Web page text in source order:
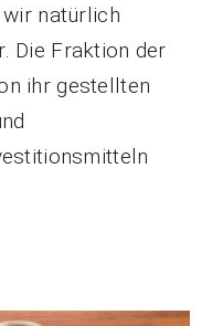
natürlich
Die Fraktion der
ihr gestellten